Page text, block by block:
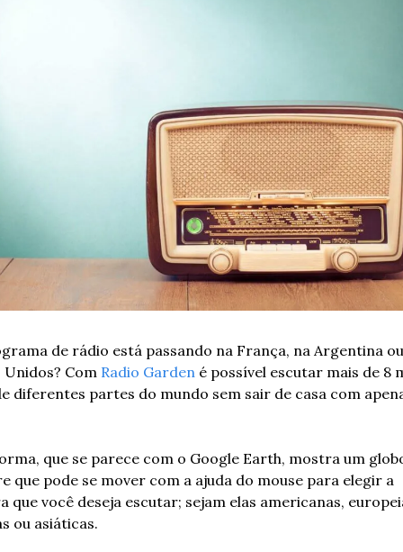
de rádio está passando na França, na Argentina
Com Radio Garden é possível escutar mais de 8
diferentes partes do mundo sem sair de casa com
que se parece com o Google Earth, mostra um
que pode se mover com a ajuda do mouse para elegir a
que você deseja escutar; sejam elas americanas,
ou asiáticas.